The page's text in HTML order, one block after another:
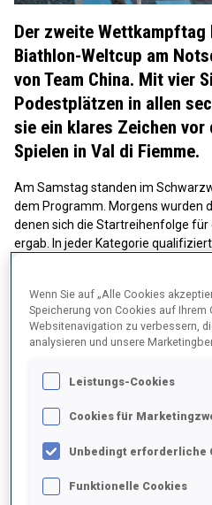
Der zweite Wettkampftag
Biathlon-Weltcup am
von Team China. Mit vier
Podestplätzen in allen
sie ein klares Zeichen vor
Spielen in Val di Fiemme.
Am Samstag standen im
dem Programm. Morgens wurden
denen sich die Startreihenfolge
ergab. In jeder Kategorie
Distanz von 4 km ausgetragen,
20-Sekunden-Zeitstrafe für
Strafrunden gelaufen werden
Ziellinie überquert, hat auch
sitzenden Klasse der Männer
Liu den zweiten Sieg in Folge vor
Liu auf Platz drei sicherte – und
Wenn Sie auf „Alle Cookies
Speicherung von Cookies auf Ihrem
Websitenavigation zu verbessern,
analysieren und unsere
Leistungs-Cookies
Cookies für
Unbedingt erforderliche
Funktionelle Cookies